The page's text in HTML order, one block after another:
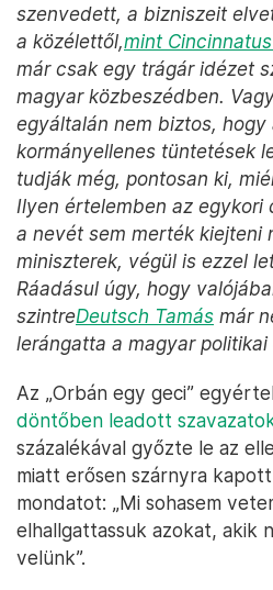
szenvedett, a bizniszeit
a közélettől,mint
már csak egy trágár idézet
magyar közbeszédben.
egyáltalán nem biztos, hogy
kormányellenes tüntetések
tudják még, pontosan ki,
Ilyen értelemben az egykori
a nevét sem merték kiejteni
miniszterek, végül is ezzel
Ráadásul úgy, hogy
szintreDeutsch Tamás már
lerángatta a magyar politikai
Az „Orbán egy geci”
döntőben leadott
százalékával győzte le az
miatt erősen szárnyra
mondatot: „Mi sohasem
elhallgattassuk azokat, akik
velünk”.